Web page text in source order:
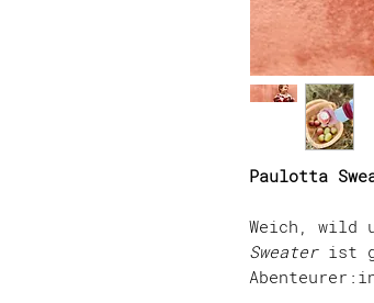
Paulotta
Weich, wild
Sweaterist